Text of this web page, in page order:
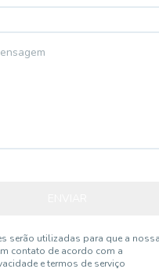
serão utilizadas para que a
contato de acordo com a
e termos de serviço